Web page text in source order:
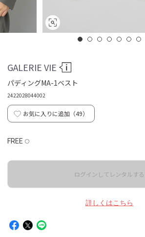
GALERIE VIE
パディングMA-1ベスト
2422028044002
お気に入りに追加（49）
FREE ◯
ログインしてレンタルする
詳しくはこちら